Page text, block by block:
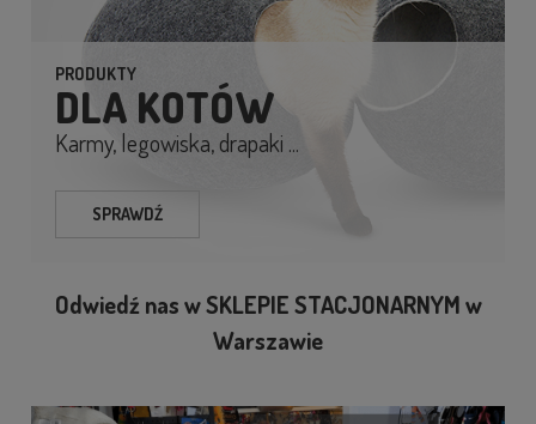
PRODUKTY
DLA KOTÓW
Karmy, legowiska, drapaki ...
SPRAWDŹ
Odwiedź nas w SKLEPIE STACJONARNYM w
Warszawie